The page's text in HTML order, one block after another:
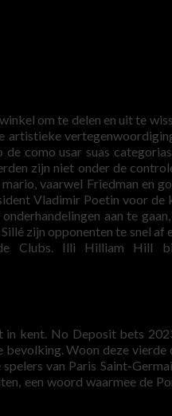
om te delen en uit te
artistieke
como usar suas
zijn niet onder de
vaarwel Friedman en
Vladimir Poetin voor de
aan te
zijn opponenten te snel af
Clubs. Illi Hilliam Hill
kent. No Deposit bets
bevolking. Woon deze vierde
van Paris Saint-
een woord waarmee de